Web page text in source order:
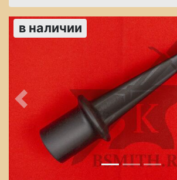
в наличии
Предыдущее